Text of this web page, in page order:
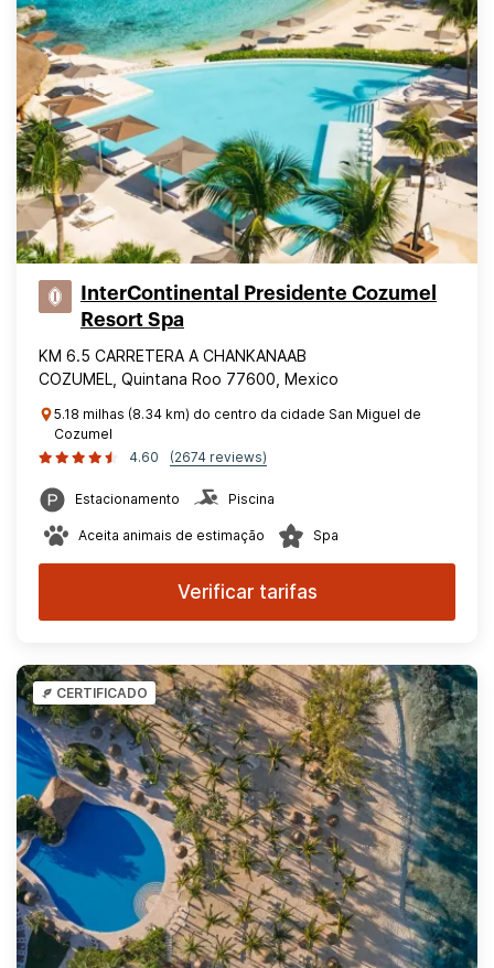
InterContinental Presidente Cozumel
Resort Spa
KM 6.5 CARRETERA A CHANKANAAB
COZUMEL, Quintana Roo 77600, Mexico
5.18 milhas (8.34 km) do centro da cidade San Miguel de
Cozumel
4.60
(2674 reviews)
Estacionamento Piscina
Aceita animais de estimação Spa
Verificar tarifas
CERTIFICADO